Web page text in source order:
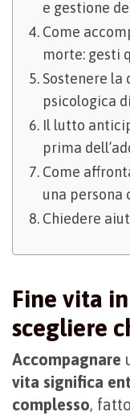
e gestione
Come
morte: gesti
Sostenere la
psicologica
Il lutto
prima
Come
una persona
Chiedere
Fine vita
scegliere
Accompagnare
vita significa
complesso,